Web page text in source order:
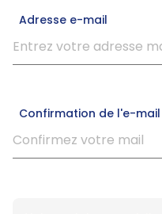
Adresse e-mail
Confirmation de l'e-mail